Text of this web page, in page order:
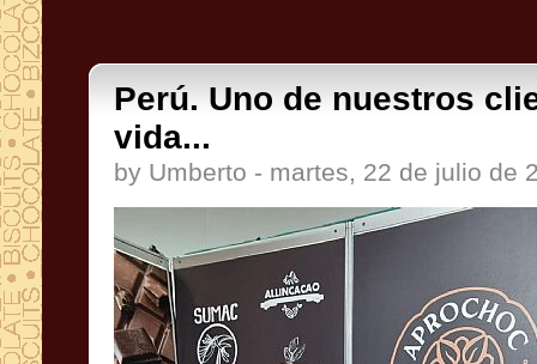
Perú. Uno de nuestros
vida...
by Umberto - martes, 22 de julio de